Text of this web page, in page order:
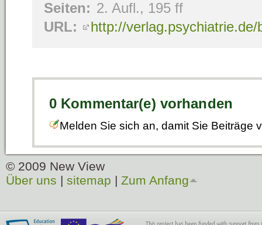
Seiten: 2. Aufl., 195 ff
URL:
http://
0 Kommentar(e) vorhanden
Melden Sie sich an, damit Sie Beiträge
© 2009 New View
Über uns | sitemap | Zum Anfang